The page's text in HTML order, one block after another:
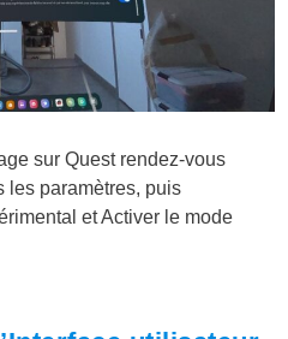
sur Quest rendez-vous
les paramètres, puis
et Activer le mode